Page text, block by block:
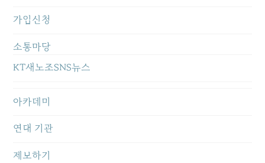
가입신청
소통마당
KT새노조SNS뉴스
아카데미
연대 기관
제보하기